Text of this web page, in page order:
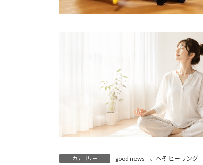
カテゴリー good news 、 へそヒーリング